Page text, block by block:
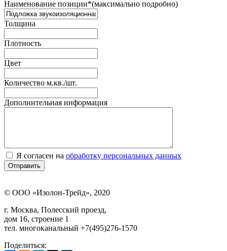
Наименование позиции*(максимально подробно)
Толщина
Плотность
Цвет
Количество м.кв./шт.
Дополнительная информация
Я согласен на обработку персональных данных
© ООО «Изолон-Трейд», 2020
г. Москва, Полесский проезд,
дом 16, строение 1
тел. многоканальный +7(495)276-1570
Поделиться: